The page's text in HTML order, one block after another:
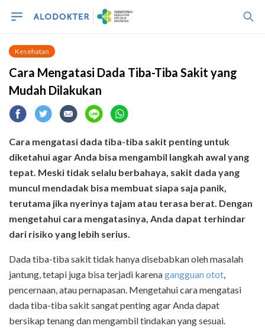
Kesehatan
Cara Mengatasi Dada Tiba-Tiba Sakit yang
Mudah Dilakukan
Cara mengatasi dada tiba-tiba sakit penting untuk
diketahui agar Anda bisa mengambil langkah awal yang
tepat. Meski tidak selalu berbahaya, sakit dada yang
muncul mendadak bisa membuat siapa saja panik,
terutama jika nyerinya tajam atau terasa berat. Dengan
mengetahui cara mengatasinya, Anda dapat terhindar
dari risiko yang lebih serius.
Dada tiba-tiba sakit tidak hanya disebabkan oleh masalah
jantung, tetapi juga bisa terjadi karenagangguan otot,
pencernaan, atau pernapasan. Mengetahui cara mengatasi
dada tiba-tiba sakit sangat penting agar Anda dapat
bersikap tenang dan mengambil tindakan yang sesuai.